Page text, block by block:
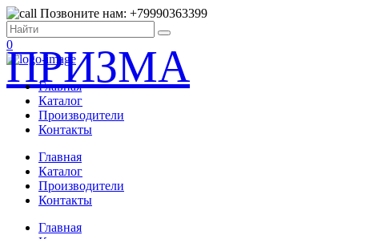
Позвоните нам: +79990363399
0
ПРИЗМА
Главная
Каталог
Производители
Контакты
Главная
Каталог
Производители
Контакты
Главная